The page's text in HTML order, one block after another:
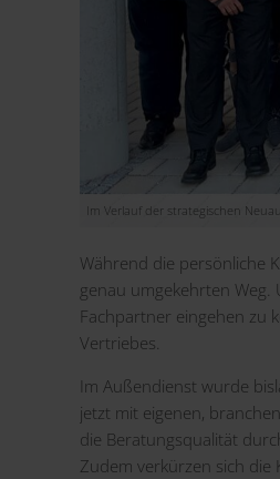
Im Verlauf der strategischen
Während die persönliche
genau umgekehrten
Fachpartner eingehen zu
Vertriebes.
Im Außendienst wurde
jetzt mit eigenen,
die Beratungsqualität
Zudem verkürzen sich